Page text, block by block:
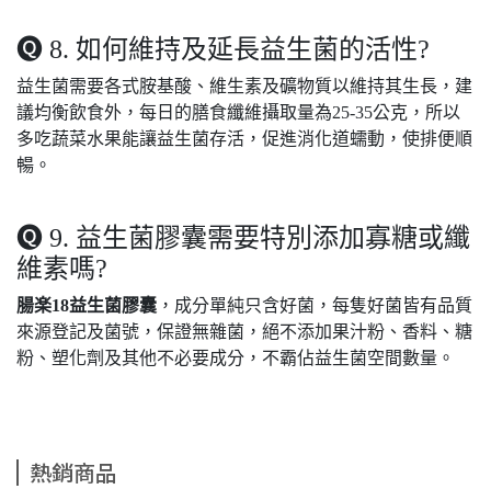
🅠 8. 如何維持及延長益生菌的活性?
益生菌需要各式胺基酸、維生素及礦物質以維持其生長，建
議均衡飲食外，每日的膳食纖維攝取量為25-35公克，所以
多吃蔬菜水果能讓益生菌存活，促進消化道蠕動，使排便順
暢。
🅠 9. 益生菌膠囊需要特別添加寡糖或纖
維素嗎?
腸楽18益生菌膠囊 ，成分單純只含好菌，每隻好菌皆有品質
來源登記及菌號，保證無雜菌，絕不添加果汁粉、香料、糖
粉、塑化劑及其他不必要成分，不霸佔益生菌空間數量。
熱銷商品